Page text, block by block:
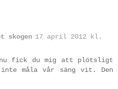
skogen 17 april 2012 kl.
nu fick du mig att plötsligt
måla vår säng vit. Den